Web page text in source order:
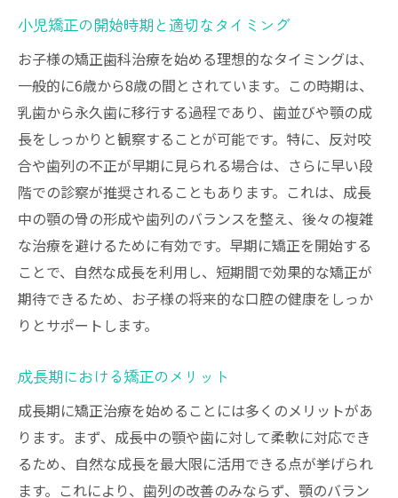
小児矯正の開始時期と適切なタイミング
お子様の矯正歯科治療を始める理想的なタイミングは、
一般的に6歳から8歳の間とされています。この時期は、
乳歯から永久歯に移行する過程であり、歯並びや顎の成
長をしっかりと観察することが可能です。特に、反対咬
合や歯列の不正が早期に見られる場合は、さらに早い段
階での診察が推奨されることもあります。これは、成長
中の顎の骨の形成や歯列のバランスを整え、後々の複雑
な治療を避けるために有効です。早期に矯正を開始する
ことで、自然な成長を利用し、短期間で効果的な矯正が
期待できるため、お子様の将来的な口腔の健康をしっか
りとサポートします。
成長期における矯正のメリット
成長期に矯正治療を始めることには多くのメリットがあ
ります。まず、成長中の顎や歯に対して柔軟に対応でき
るため、自然な成長を最大限に活用できる点が挙げられ
ます。これにより、歯列の改善のみならず、顎のバラン